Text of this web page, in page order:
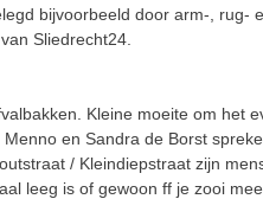
bijvoorbeeld door arm-, rug-
Sliedrecht24.
Kleine moeite om het
en Sandra de Borst
/ Kleindiepstraat zijn
leeg is of gewoon ff je zooi